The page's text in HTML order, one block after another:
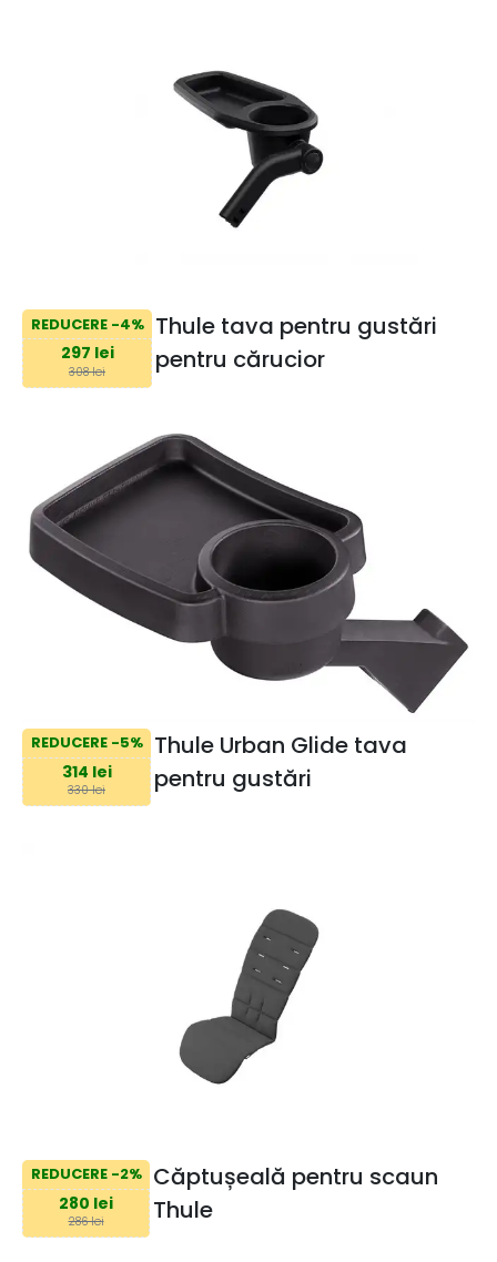
REDUCERE -4%
297 lei
308 lei
Thule tava pentru gustări
pentru cărucior
REDUCERE -5%
314 lei
330 lei
Thule Urban Glide tava
pentru gustări
REDUCERE -2%
280 lei
286 lei
Căptușeală pentru scaun
Thule